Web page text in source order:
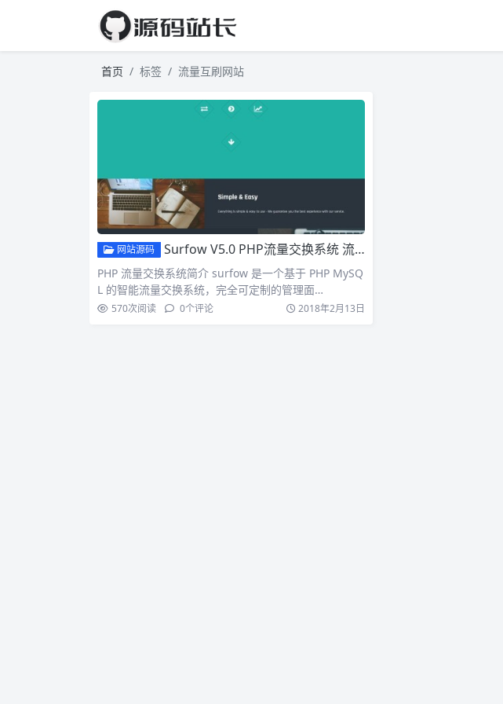
首页 标签 流量互刷网站
网站源码 Surfow V5.0 PHP流量交换系统 流量互刷互点网站源码商业解锁版
PHP 流量交换系统简介 surfow 是一个基于 PHP MySQ
L 的智能流量交换系统，完全可定制的管理面…
570次阅读 0个评论 2018年2月13日